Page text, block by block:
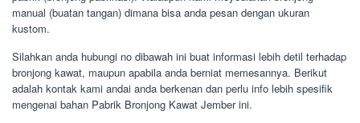
manual (buatan tangan) dimana bisa anda pesan dengan ukuran
kustom.
Silahkan anda hubungi no dibawah ini buat informasi lebih detil terhadap
bronjong kawat, maupun apabila anda berniat memesannya. Berikut
adalah kontak kami andai anda berkenan dan perlu info lebih spesifik
mengenai bahan Pabrik Bronjong Kawat Jember ini.